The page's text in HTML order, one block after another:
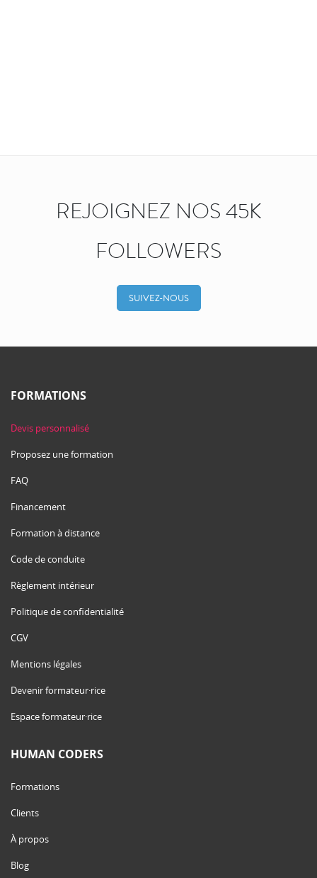
REJOIGNEZ NOS 45K
FOLLOWERS
SUIVEZ-NOUS
FORMATIONS
Devis personnalisé
Proposez une formation
FAQ
Financement
Formation à distance
Code de conduite
Règlement intérieur
Politique de confidentialité
CGV
Mentions légales
Devenir formateur·rice
Espace formateur·rice
HUMAN CODERS
Formations
Clients
À propos
Blog